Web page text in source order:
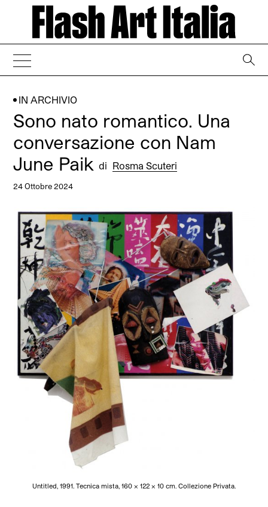
IN ARCHIVIO
Sono nato romantico. Una
conversazione con Nam
June Paikdi Rosma Scuteri
24 Ottobre 2024
Untitled, 1991. Tecnica mista, 160 x 122 x 10 cm. Collezione Privata.